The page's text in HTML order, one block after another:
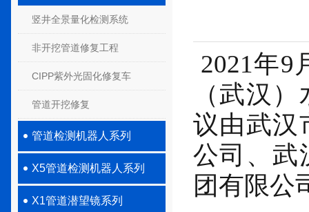
竖井全景量化检测系统
非开挖管道修复工程
CIPP紫外光固化修复车
管道开挖修复
管道检测机器人系列
X5管道检测机器人系列
X1管道潜望镜系列
2021年9
（武汉
议由武汉
公司、武
团有限公